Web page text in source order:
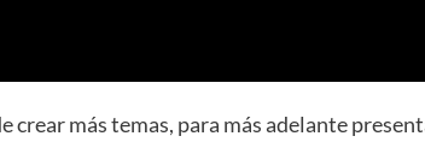
más temas, para más adelante